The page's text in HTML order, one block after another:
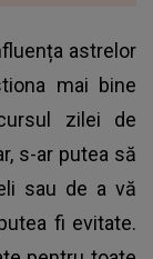
astrelor
mai bine
zilei de
s-ar putea să
sau de a vă
fi evitate.